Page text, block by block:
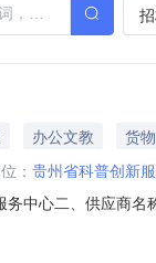
办公文教
货物
： 贵州省科普创新
中心二、供应商